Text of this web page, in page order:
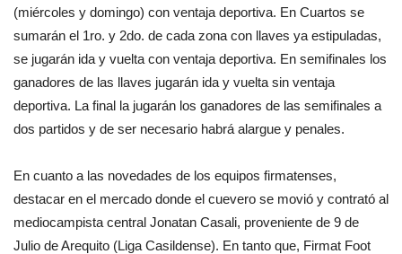
(miércoles y domingo) con ventaja deportiva. En Cuartos se
sumarán el 1ro. y 2do. de cada zona con llaves ya estipuladas,
se jugarán ida y vuelta con ventaja deportiva. En semifinales los
ganadores de las llaves jugarán ida y vuelta sin ventaja
deportiva. La final la jugarán los ganadores de las semifinales a
dos partidos y de ser necesario habrá alargue y penales.
En cuanto a las novedades de los equipos firmatenses,
destacar en el mercado donde el cuevero se movió y contrató al
mediocampista central Jonatan Casali, proveniente de 9 de
Julio de Arequito (Liga Casildense). En tanto que, Firmat Foot